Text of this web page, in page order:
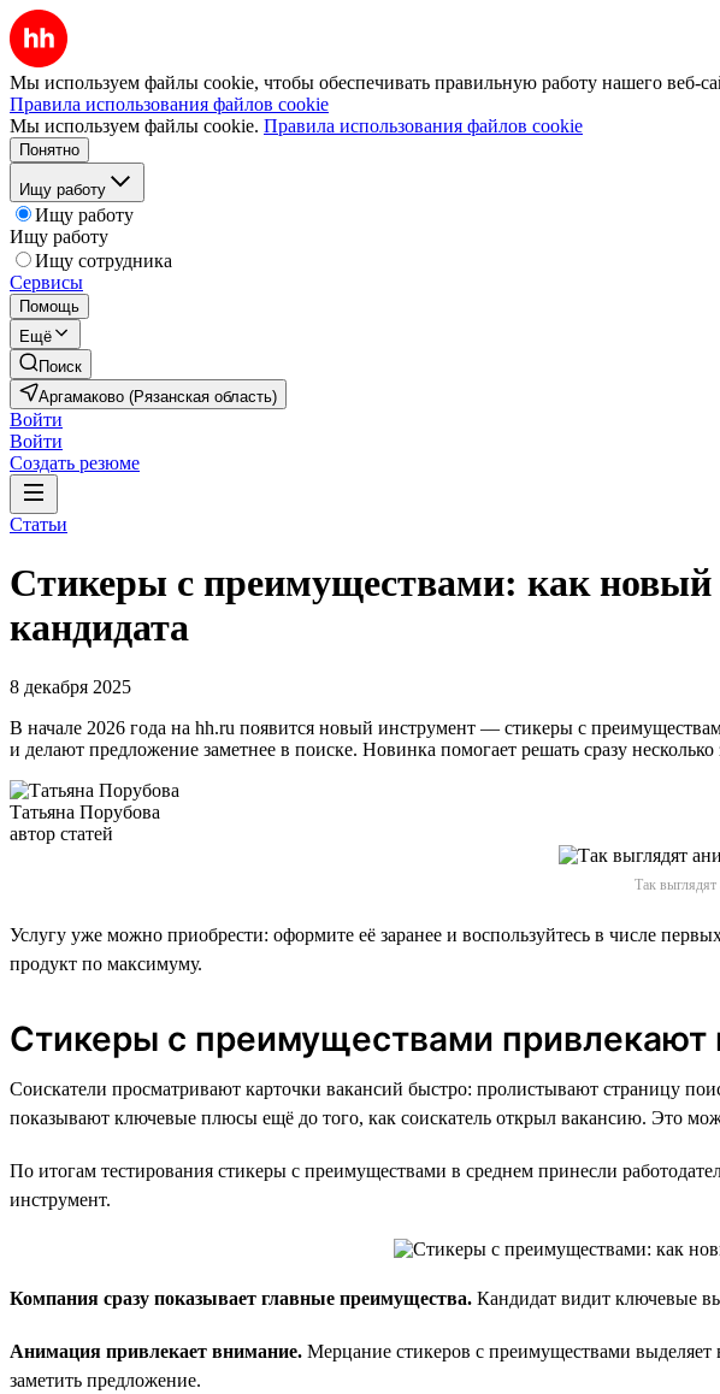
Мы используем файлы cookie, чтобы обеспечивать правильную работу нашего веб-
Правила использования файлов cookie
Мы используем файлы cookie. Правила использования файлов cookie
Понятно
Ищу работу
Ищу работу
Ищу работу
Ищу сотрудника
Сервисы
Помощь
Ещё
Поиск
Аргамаково (Рязанская область)
Войти
Войти
Создать резюме
Статьи
Стикеры с преимуществами: как новый
кандидата
8 декабря 2025
В начале 2026 года на hh.ru появится новый инструмент — стикеры с
и делают предложение заметнее в поиске. Новинка помогает решать сразу
Татьяна Порубова
автор статей
Так
Услугу уже можно приобрести: оформите её заранее и воспользуйтесь в числе
продукт по максимуму.
Стикеры с преимуществами привлекают
Соискатели просматривают карточки вакансий быстро: пролистывают страницу
показывают ключевые плюсы ещё до того, как соискатель открыл вакансию. Это
По итогам тестирования стикеры с преимуществами в среднем принесли
инструмент.
Компания сразу показывает главные преимущества. Кандидат видит ключевые
Анимация привлекает внимание. Мерцание стикеров с преимуществами выделяет
заметить предложение.